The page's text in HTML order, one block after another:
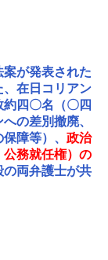
が発表された
在日コリアン
四〇名（〇四
の差別撤廃、
障等）、 政治
公務就任権）の
両弁護士が共